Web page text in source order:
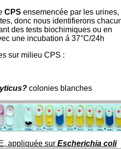
CPS ensemencée par les urines,
donc nous identifierons
des tests biochimiques ou en
une incubation á 37°C/24h
sur milieu CPS :
colonies blanches
appliquée sur Escherichia coli